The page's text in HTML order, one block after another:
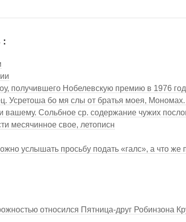
получившего Нобелевскую премию в 1976
Усретоша бо мя слы от братья моея,
вашему. Сольбное ср. содержание чужих
месячинное свое, летописн
услышать просьбу подать «галс», а что же
относился Пятница-друг Робинзона